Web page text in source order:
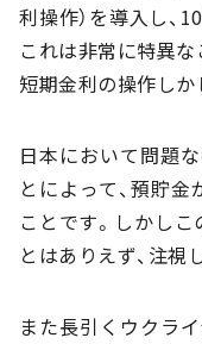
利操作）を導入し、
これは非常に特異な
短期金利の操作しか
日本において問題
とによって、預貯
ことです。しかし
とはありえず、注視
また長引くウクラ